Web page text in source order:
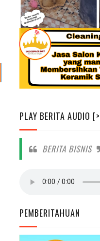
PLAY BERITA AUDIO [>
BERITA BISNIS
PEMBERITAHUAN